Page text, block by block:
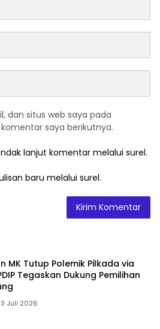
dan situs web saya pada
saya berikutnya.
lanjut komentar melalui surel.
baru melalui surel.
MK Tutup Polemik Pilkada via
Tegaskan Dukung Pemilihan
3 Juli 2026